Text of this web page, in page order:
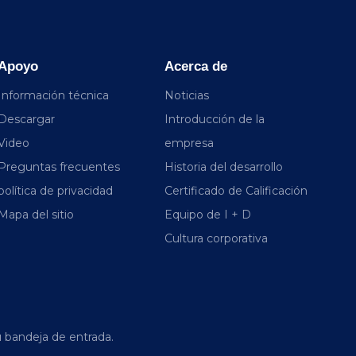
Información técnica
Descargar
Preguntas frecuentes
de privacidad
Mapa del sitio
Acerca de
Noticias
Introducción de la
empresa
Historia del desarrollo
Certificado de Calificación
Equipo de I + D
Cultura corporativa
de entrada.